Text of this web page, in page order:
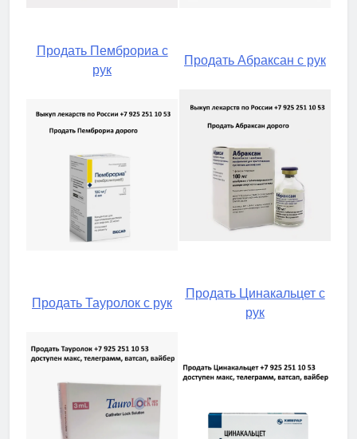
Продать Пемброриа с
рук
Продать Абраксан с рук
Продать Тауролок с рук
Продать Цинакальцет с
рук